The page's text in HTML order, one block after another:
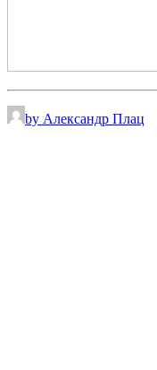
by Александр Плац